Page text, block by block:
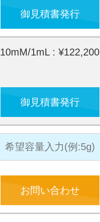
御見積書発行
10mM/1mL : ¥122,200
御見積書発行
お問い合わせ